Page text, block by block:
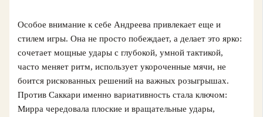
Особое внимание к себе Андреева привлекает еще и
стилем игры. Она не просто побеждает, а делает это ярко:
сочетает мощные удары с глубокой, умной тактикой,
часто меняет ритм, использует укороченные мячи, не
боится рискованных решений на важных розыгрышах.
Против Саккари именно вариативность стала ключом:
Мирра чередовала плоские и вращательные удары,